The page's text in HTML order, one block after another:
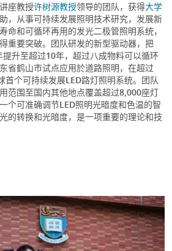
讲座教授许树源教授领导的团队，获得大学
，从事可持续发展照明技术研究，发展新
命和可循环再用的发光二极管照明系统，
重要突破。团队研发的新型驱动器，把
升至超过10年，超过八成物料可以循环
省鹤山市试点应用於道路照明，在超过
首个可持续发展LED路灯照明系统。团队
范围至国内其他地点覆盖超过8,000座灯
个可准确调节LED照明光暗度和色温的智
的转换和光暗度，是一项重要的理论和技